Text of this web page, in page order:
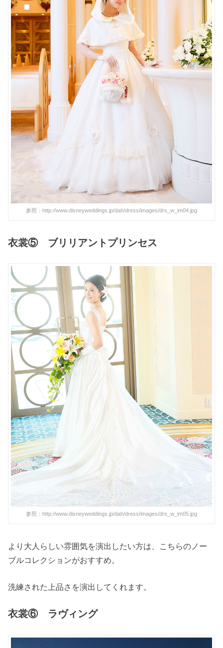
参照：http://www.disneyweddings.jp/dah/dress/images/drs_w_im04.jpg
衣裳⑤ ブリリアントプリンセス
参照：http://www.disneyweddings.jp/dah/dress/images/drs_w_im05.jpg
より大人らしい雰囲気を演出したい方は、こちらのノー
ブルコレクションがおすすめ。
洗練された上品さを演出してくれます。
衣裳⑥ ラヴィング